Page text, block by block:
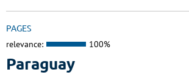
PAGES
relevance: 100%
Paraguay